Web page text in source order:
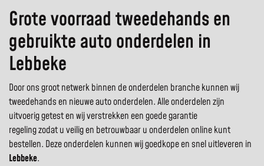
Grote voorraad tweedehands en
gebruikte auto onderdelen in
Lebbeke
Door ons groot netwerk binnen de onderdelen branche kunnen wij
tweedehands en nieuwe auto onderdelen. Alle onderdelen zijn
uitvoerig getest en wij verstrekken een goede garantie
regeling zodat u veilig en betrouwbaar u onderdelen online kunt
bestellen. Deze onderdelen kunnen wij goedkope en snel uitleveren in
Lebbeke.